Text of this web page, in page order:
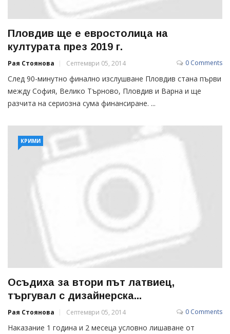
Пловдив ще е евростолица на
културата през 2019 г.
Рая Стоянова Септември 05, 2014 0 Comments
След 90-минутно финално изслушване Пловдив стана първи
между София, Велико Търново, Пловдив и Варна и ще
разчита на сериозна сума финансиране. ...
КРИМИ
Осъдиха за втори път латвиец,
търгувал с дизайнерска...
Рая Стоянова Септември 05, 2014 0 Comments
Наказание 1 година и 2 месеца условно лишаване от